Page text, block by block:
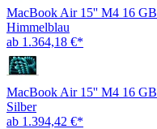
MacBook Air 15'' M4 16
Himmelblau
ab 1.364,18 €*
MacBook Air 15'' M4 16
Silber
ab 1.394,42 €*